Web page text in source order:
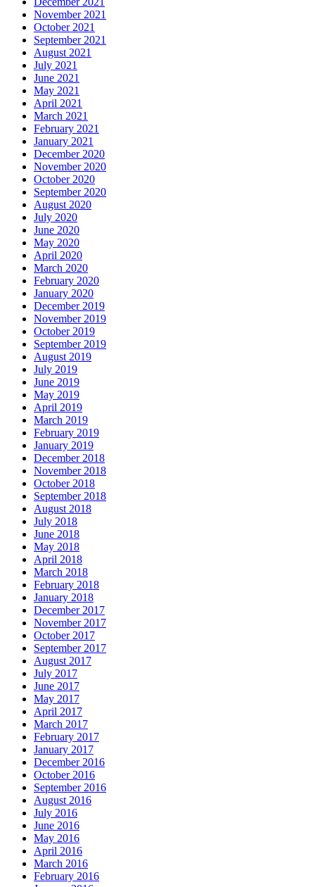
November 2021
October 2021
September 2021
August 2021
July 2021
June 2021
May 2021
April 2021
March 2021
February 2021
January 2021
December 2020
November 2020
October 2020
September 2020
August 2020
July 2020
June 2020
May 2020
April 2020
March 2020
February 2020
January 2020
December 2019
November 2019
October 2019
September 2019
August 2019
July 2019
June 2019
May 2019
April 2019
March 2019
February 2019
January 2019
December 2018
November 2018
October 2018
September 2018
August 2018
July 2018
June 2018
May 2018
April 2018
March 2018
February 2018
January 2018
December 2017
November 2017
October 2017
September 2017
August 2017
July 2017
June 2017
May 2017
April 2017
March 2017
February 2017
January 2017
December 2016
October 2016
September 2016
August 2016
July 2016
June 2016
May 2016
April 2016
March 2016
February 2016